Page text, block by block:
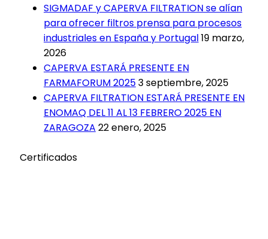
SIGMADAF y CAPERVA FILTRATION se alían
para ofrecer filtros prensa para procesos
industriales en España y Portugal19 marzo,
2026
CAPERVA ESTARÁ PRESENTE EN
FARMAFORUM 20253 septiembre, 2025
CAPERVA FILTRATION ESTARÁ PRESENTE EN
ENOMAQ DEL 11 AL 13 FEBRERO 2025 EN
ZARAGOZA 22 enero, 2025
Certificados